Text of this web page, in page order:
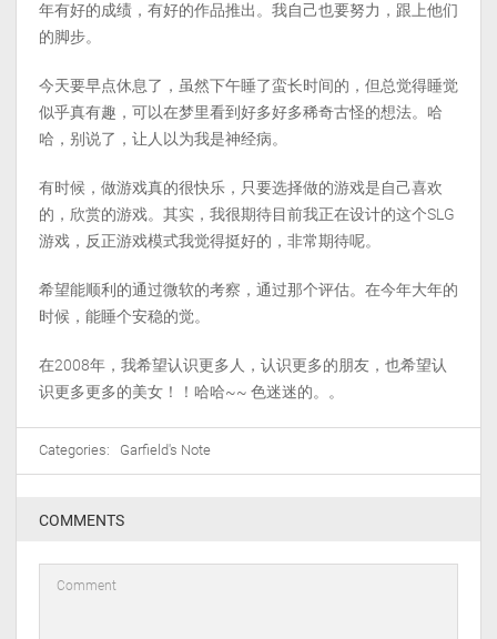
年有好的成绩，有好的作品推出。我自己也要努力，跟上他们
的脚步。
今天要早点休息了，虽然下午睡了蛮长时间的，但总觉得睡觉
似乎真有趣，可以在梦里看到好多好多稀奇古怪的想法。哈
哈，别说了，让人以为我是神经病。
有时候，做游戏真的很快乐，只要选择做的游戏是自己喜欢
的，欣赏的游戏。其实，我很期待目前我正在设计的这个SLG
游戏，反正游戏模式我觉得挺好的，非常期待呢。
希望能顺利的通过微软的考察，通过那个评估。在今年大年的
时候，能睡个安稳的觉。
在2008年，我希望认识更多人，认识更多的朋友，也希望认
识更多更多的美女！！哈哈~~ 色迷迷的。。
Categories: Garfield's Note
COMMENTS